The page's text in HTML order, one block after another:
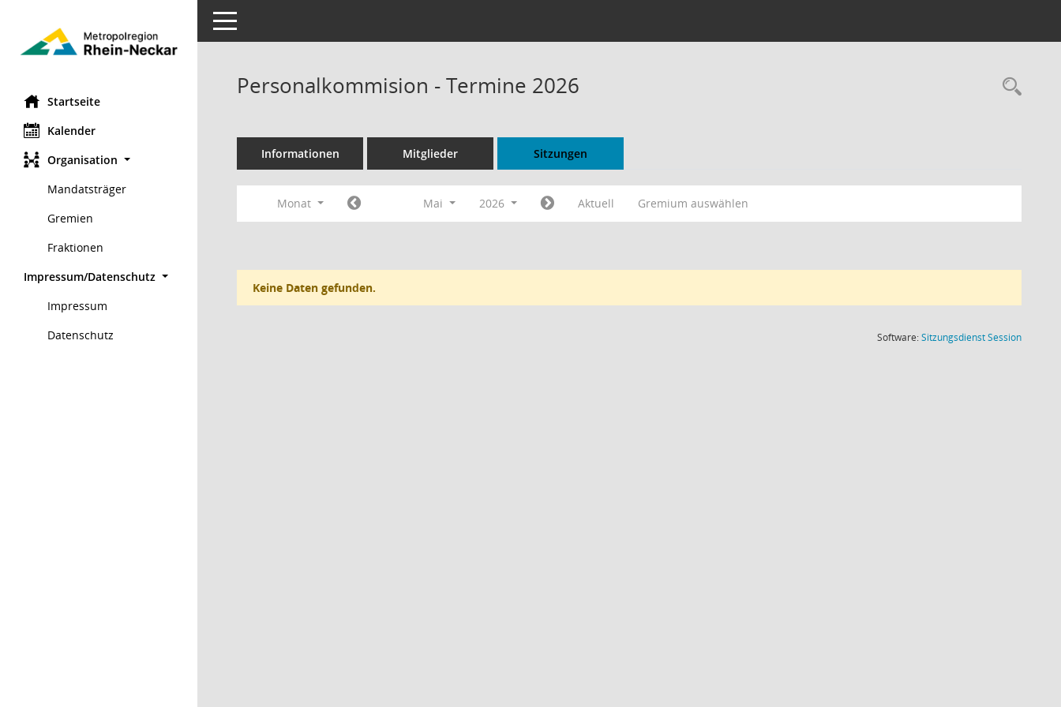
Startseite
Kalender
Organisation
Mandatsträger
Gremien
Fraktionen
Impressum/Datenschutz
Impressum
Datenschutz
Toggle navigation
Personalkommision - Termine 2026
Informationen Mitglieder Sitzungen
Monat Mai 2026 Aktuell Gremium auswählen
Keine Daten gefunden.
Software:SitzungsdienstSession(Wird in